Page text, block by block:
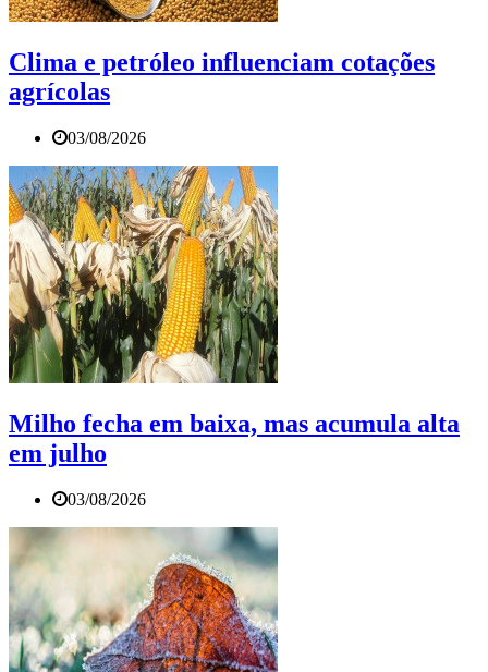
Clima e petróleo influenciam cotações
agrícolas
03/08/2026
Milho fecha em baixa, mas acumula alta
em julho
03/08/2026